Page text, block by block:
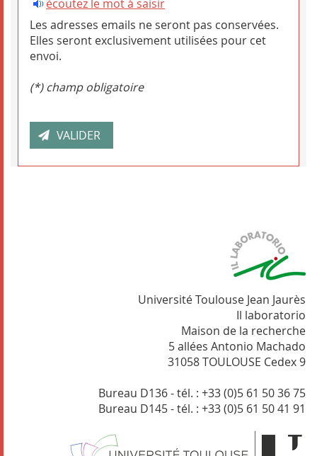
écoutez le mot à saisir
Les adresses emails ne seront pas conservées.
Elles seront exclusivement utilisées pour cet
envoi.
(*) champ obligatoire
Université Toulouse Jean Jaurès
Il laboratorio
Maison de la recherche
5 allées Antonio Machado
31058 TOULOUSE Cedex 9
Bureau D136 - tél. : +33 (0)5 61 50 36 75
Bureau D145 - tél. : +33 (0)5 61 50 41 91